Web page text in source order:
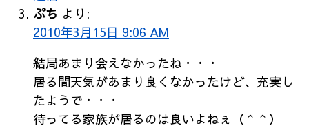
ぷち より:
2010年3月15日 9:06 AM
結局あまり会えなかったね・・・
居る間天気があまり良くなかったけど、充実し
たようで・・・
待ってる家族が居るのは良いよねぇ（＾＾）